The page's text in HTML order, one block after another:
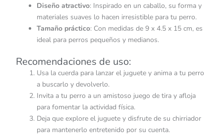
Diseño atractivo: Inspirado en un caballo, su forma y
materiales suaves lo hacen irresistible para tu perro.
Tamaño práctico: Con medidas de 9 x 4.5 x 15 cm, es
ideal para perros pequeños y medianos.
Recomendaciones de uso:
Usa la cuerda para lanzar el juguete y anima a tu perro
a buscarlo y devolverlo.
Invita a tu perro a un amistoso juego de tira y afloja
para fomentar la actividad física.
Deja que explore el juguete y disfrute de su chirriador
para mantenerlo entretenido por su cuenta.